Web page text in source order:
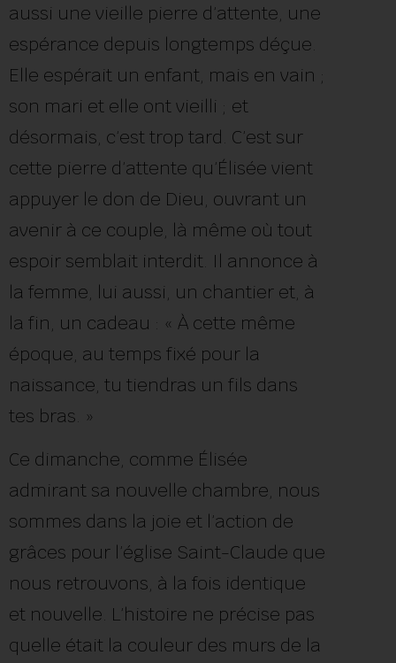
aussi une vieille pierre d’attente, une
espérance depuis longtemps déçue.
Elle espérait un enfant, mais en vain ;
son mari et elle ont vieilli ; et
désormais, c’est trop tard. C’est sur
cette pierre d’attente qu’Élisée vient
appuyer le don de Dieu, ouvrant un
avenir à ce couple, là même où tout
espoir semblait interdit. Il annonce à
la femme, lui aussi, un chantier et, à
la fin, un cadeau : « À cette même
époque, au temps fixé pour la
naissance, tu tiendras un fils dans
tes bras. »
Ce dimanche, comme Élisée
admirant sa nouvelle chambre, nous
sommes dans la joie et l’action de
grâces pour l’église Saint-Claude que
nous retrouvons, à la fois identique
et nouvelle. L’histoire ne précise pas
quelle était la couleur des murs de la